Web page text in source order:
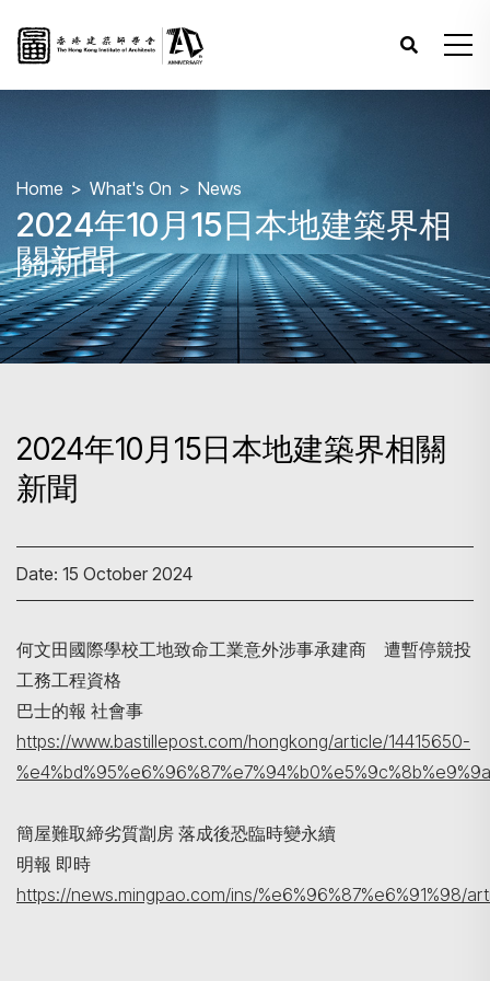
Home What's On News
2024年10月15日本地建築界相
關新聞
2024年10月15日本地建築界相關
新聞
Date: 15 October 2024
何文田國際學校工地致命工業意外涉事承建商 遭暫停競投
工務工程資格
巴士的報 社會事
https://www.bastillepost.com/hongkong/article/14415650-
簡屋難取締劣質劏房 落成後恐臨時變永續
明報 即時
https://news.mingpao.com/ins/%e6%96%87%e6%91%98/